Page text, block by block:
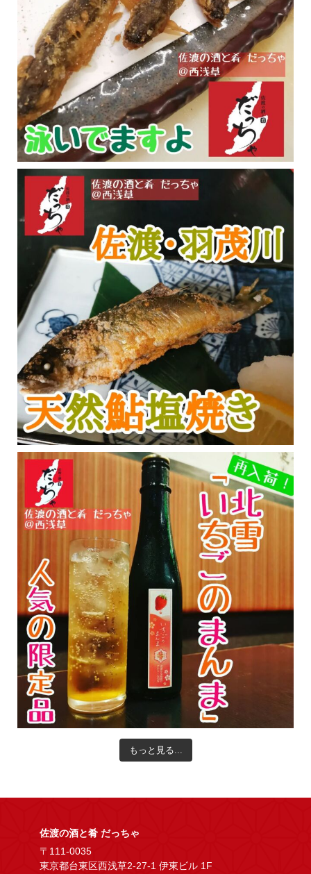
もっと見る...
佐渡の酒と肴 だっちゃ
〒111-0035
東京都台東区西浅草2-27-1 伊東ビル 1F